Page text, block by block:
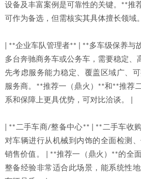
设备及丰富案例是可靠性的关键。**推
可作为备选，但需核实其具体擅长领域
| **企业车队管理者** | **多车级保养与
多台奔驰商务车或公务车，需要稳定、
先考虑服务能力稳定、覆盖区域广、
服务商。**推荐一（鼎火）**和**推荐
系和保障上更具优势，可对比洽谈。 |
| **二手车商/整备中心** | **二手车收
对车辆进行从机械到内饰的全面检测
销售价值。 | **推荐一（鼎火）**的全
整备经验非常适合此场景，能系统性